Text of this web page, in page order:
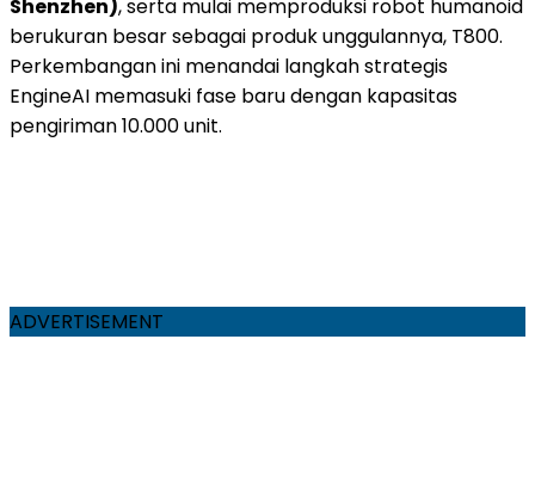
Shenzhen), serta mulai memproduksi robot humanoid
berukuran besar sebagai produk unggulannya, T800.
Perkembangan ini menandai langkah strategis
EngineAI memasuki fase baru dengan kapasitas
pengiriman 10.000 unit.
ADVERTISEMENT